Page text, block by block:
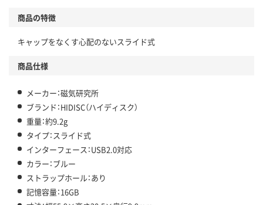
商品の特徴
キャップをなくす心配のないスライド式
商品仕様
メーカー：磁気研究所
ブランド：HIDISC（ハイディスク）
重量：約9.2g
タイプ：スライド式
インターフェース：USB2.0対応
カラー：ブルー
ストラップホール：あり
記憶容量：16GB